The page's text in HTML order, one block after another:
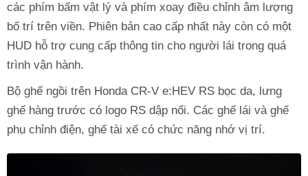
các phím bấm vật lý và phím xoay điều chỉnh âm lượng
bố trí trên viền. Phiên bản cao cấp nhất này còn có một
HUD hỗ trợ cung cấp thông tin cho người lái trong quá
trình vận hành.
Bộ ghế ngồi trên Honda CR-V e:HEV RS bọc da, lưng
ghế hàng trước có logo RS dập nổi. Các ghế lái và ghế
phụ chỉnh điện, ghế tài xế có chức năng nhớ vị trí.